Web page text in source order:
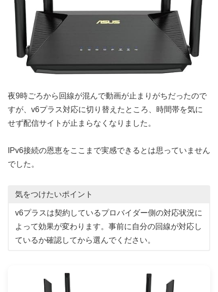
夜9時ごろから回線が混んで動画が止まりがちだったので
すが、v6プラス対応に切り替えたところ、時間帯を気に
せず配信サイトが止まらなくなりました。
IPv6接続の恩恵をここまで実感できるとは思っていません
でした。
気をつけたいポイント
v6プラスは契約しているプロバイダー側の対応状況に
よって効果が変わります。事前に自分の回線が対応し
ているか確認してから選んでください。